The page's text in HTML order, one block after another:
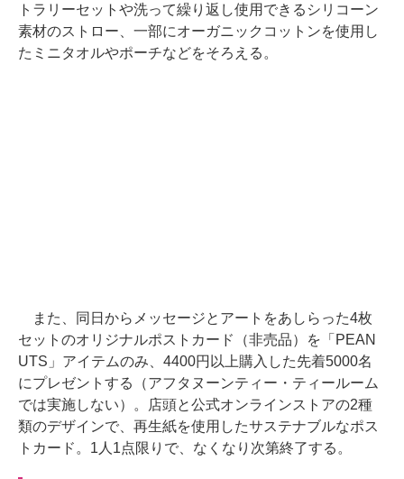
トラリーセットや洗って繰り返し使用できるシリコーン
素材のストロー、一部にオーガニックコットンを使用し
たミニタオルやポーチなどをそろえる。
また、同日からメッセージとアートをあしらった4枚
セットのオリジナルポストカード（非売品）を「PEAN
UTS」アイテムのみ、4400円以上購入した先着5000名
にプレゼントする（アフタヌーンティー・ティールーム
では実施しない）。店頭と公式オンラインストアの2種
類のデザインで、再生紙を使用したサステナブルなポス
トカード。1人1点限りで、なくなり次第終了する。